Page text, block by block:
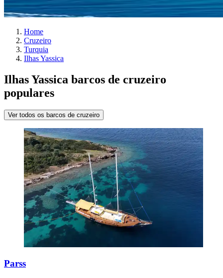
Home
Cruzeiro
Turquia
Ilhas Yassica
Ilhas Yassica barcos de cruzeiro
populares
Ver todos os barcos de cruzeiro
Parss